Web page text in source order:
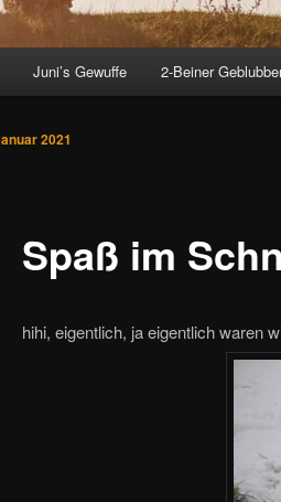
Juni’s Gewuffe 2-Beiner
Spaß im
2021
hihi, eigentlich, ja eigentlich waren